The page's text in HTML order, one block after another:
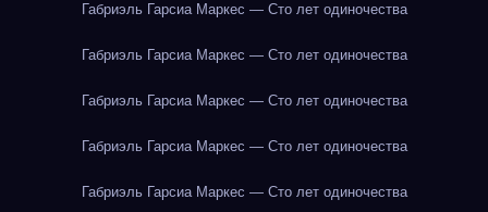
Габриэль Гарсиа Маркес — Сто лет одиночества
Габриэль Гарсиа Маркес — Сто лет одиночества
Габриэль Гарсиа Маркес — Сто лет одиночества
Габриэль Гарсиа Маркес — Сто лет одиночества
Габриэль Гарсиа Маркес — Сто лет одиночества